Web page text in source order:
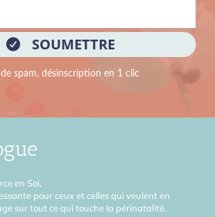
en Soi,
pour ceux et celles qui veulent en
sur tout ce qui touche la périnatalité.